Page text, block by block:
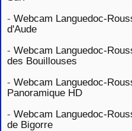
- Webcam Languedoc-
d'Aude
- Webcam Languedoc-
des Bouillouses
- Webcam Languedoc-
Panoramique HD
- Webcam Languedoc-
de Bigorre